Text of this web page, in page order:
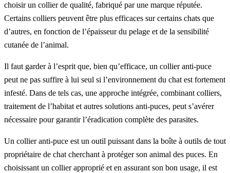
choisir un collier de qualité, fabriqué par une marque réputée.
Certains colliers peuvent être plus efficaces sur certains chats que
d’autres, en fonction de l’épaisseur du pelage et de la sensibilité
cutanée de l’animal.
Il faut garder à l’esprit que, bien qu’efficace, un collier anti-puce
peut ne pas suffire à lui seul si l’environnement du chat est fortement
infesté. Dans de tels cas, une approche intégrée, combinant colliers,
traitement de l’habitat et autres solutions anti-puces, peut s’avérer
nécessaire pour garantir l’éradication complète des parasites.
Un collier anti-puce est un outil puissant dans la boîte à outils de tout
propriétaire de chat cherchant à protéger son animal des puces. En
choisissant un collier approprié et en assurant son bon usage, il est